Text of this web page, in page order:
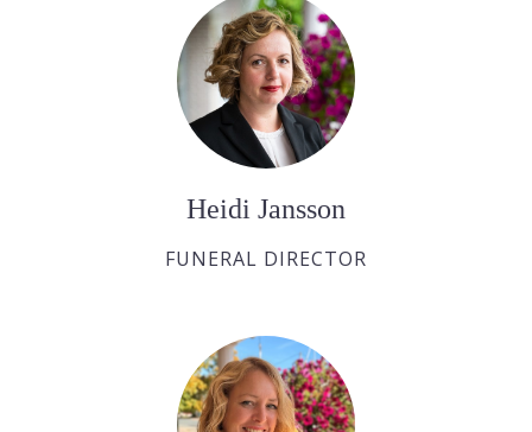
Heidi Jansson
FUNERAL DIRECTOR